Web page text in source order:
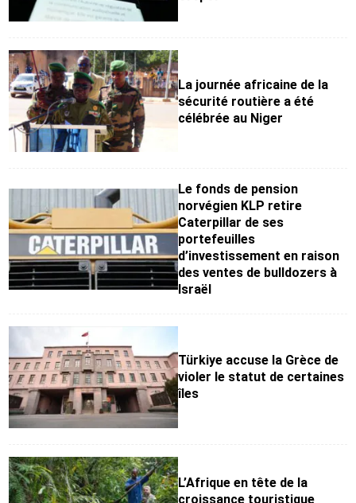
La journée africaine de la
sécurité routière a été
célébrée au Niger
Le fonds de pension
norvégien KLP retire
Caterpillar de ses
portefeuilles
d’investissement en raison
des ventes de bulldozers à
Israël
Türkiye accuse la Grèce de
violer le statut de certaines
îles
L’Afrique en tête de la
croissance touristique